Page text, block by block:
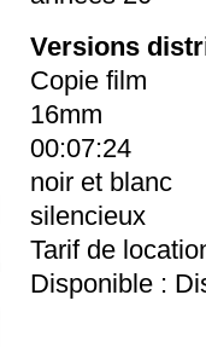
Versions
Copie film
16mm
00:07:24
noir et blanc
silencieux
Tarif de
Disponible :